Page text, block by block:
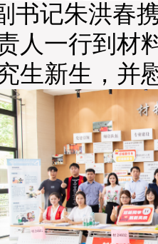
书记朱洪春
人一行到材
生新生，并